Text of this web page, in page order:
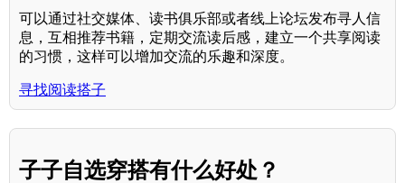
可以通过社交媒体、读书俱乐部或者线上论坛发布寻人信
息，互相推荐书籍，定期交流读后感，建立一个共享阅读
的习惯，这样可以增加交流的乐趣和深度。
寻找阅读搭子
子子自选穿搭有什么好处？